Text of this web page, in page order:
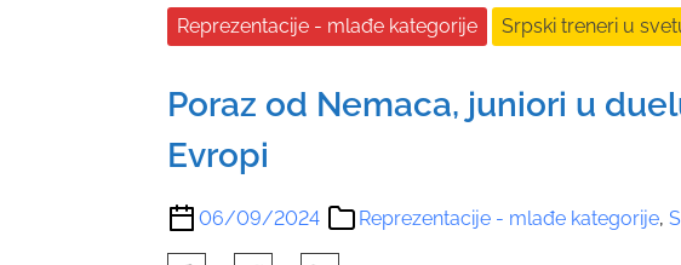
Reprezentacije - mlađe kategorije Srpski treneri u
Poraz od Nemaca, juniori u
Evropi
06/09/2024 Reprezentacije - mlađe kategorije,